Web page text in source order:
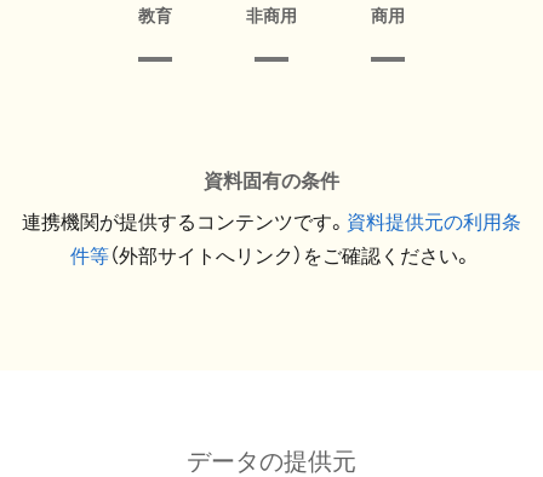
教育 非商用 商用
資料固有の条件
連携機関が提供するコンテンツです。 資料提供元の利用条
件等（外部サイトへリンク）をご確認ください。
データの提供元